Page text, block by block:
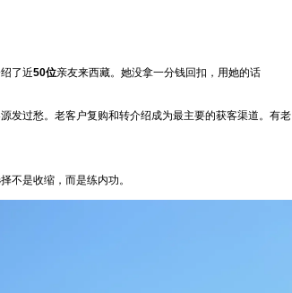
了近50位亲友来西藏。她没拿一分钱回扣，用她的话
过愁。老客户复购和转介绍成为最主要的获客渠道。有老
不是收缩，而是练内功。